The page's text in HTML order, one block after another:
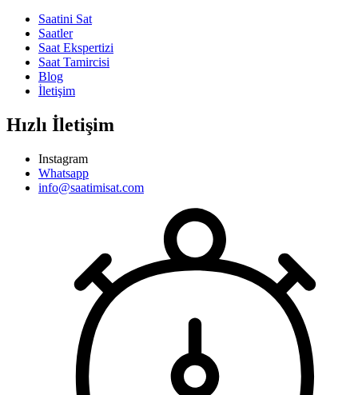
Saatini Sat
Saatler
Saat Ekspertizi
Saat Tamircisi
Blog
İletişim
Hızlı İletişim
Instagram
Whatsapp
info@saatimisat.com